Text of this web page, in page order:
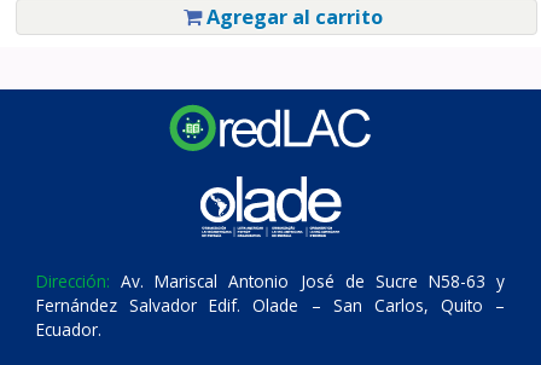
Agregar al carrito
Dirección: Av. Mariscal Antonio José de Sucre N58-63 y
Fernández Salvador Edif. Olade – San Carlos, Quito –
Ecuador.